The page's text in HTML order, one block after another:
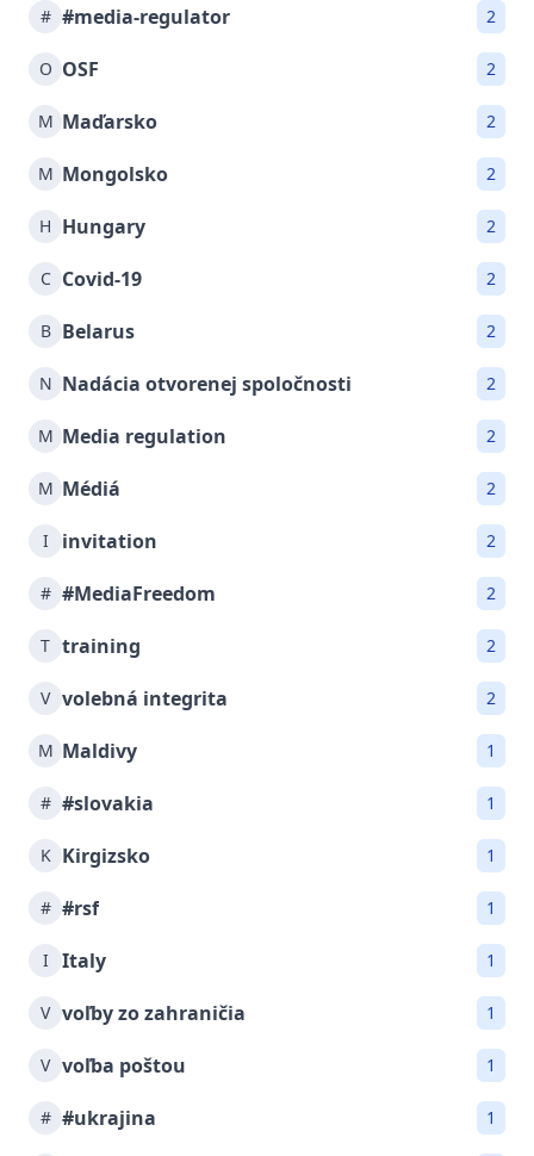
# #media-regulator 2
O OSF 2
M Maďarsko 2
M Mongolsko 2
H Hungary 2
C Covid-19 2
B Belarus 2
N Nadácia otvorenej spoločnosti 2
M Media regulation 2
M Médiá 2
I invitation 2
# #MediaFreedom 2
T training 2
V volebná integrita 2
M Maldivy 1
# #slovakia 1
K Kirgizsko 1
# #rsf 1
I Italy 1
V voľby zo zahraničia 1
V voľba poštou 1
# #ukrajina 1